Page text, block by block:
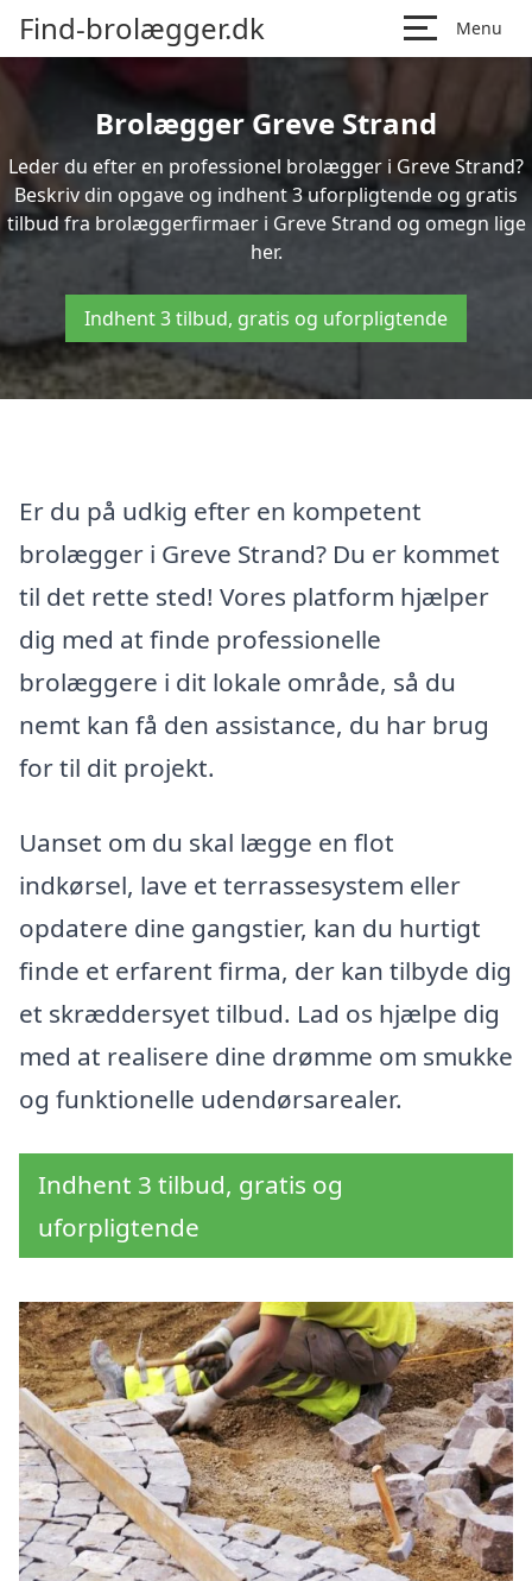
Find-brolægger.dk Menu
Brolægger Greve Strand
Leder du efter en professionel brolægger i Greve Strand?
Beskriv din opgave og indhent 3 uforpligtende og gratis
tilbud fra brolæggerfirmaer i Greve Strand og omegn lige
her.
Indhent 3 tilbud, gratis og uforpligtende
Er du på udkig efter en kompetent
brolægger i Greve Strand? Du er kommet
til det rette sted! Vores platform hjælper
dig med at finde professionelle
brolæggere i dit lokale område, så du
nemt kan få den assistance, du har brug
for til dit projekt.
Uanset om du skal lægge en flot
indkørsel, lave et terrassesystem eller
opdatere dine gangstier, kan du hurtigt
finde et erfarent firma, der kan tilbyde dig
et skræddersyet tilbud. Lad os hjælpe dig
med at realisere dine drømme om smukke
og funktionelle udendørsarealer.
Indhent 3 tilbud, gratis og
uforpligtende